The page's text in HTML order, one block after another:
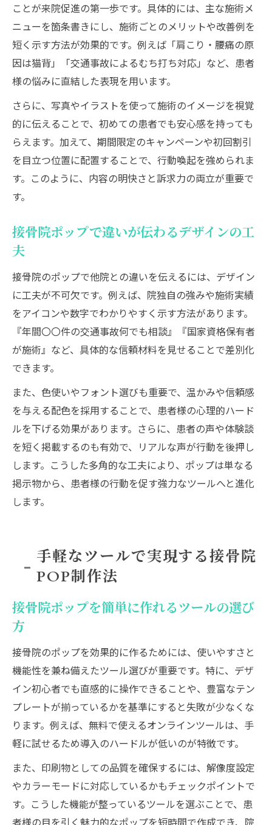
ことが来院促進の第一歩です。具体的には、主な施術メ
ニューを箇条書きにし、施術ごとのメリットや改善例を
短く示す方法が効果的です。例えば「肩こり・腰痛の原
因は猫背」「交通事故によるむち打ち対応」など、患者
様の悩みに直結した表現を用います。
さらに、写真やイラストを使って施術のイメージを視覚
的に伝えることで、初めての患者でも安心感を持っても
らえます。加えて、期間限定のキャンペーンや初回割引
を目立つ位置に配置することで、行動喚起を強められま
す。このように、内容の明快さと訴求力の両立が重要で
す。
接骨院ポップで違いが伝わるデザインの工
夫
接骨院のポップで他院との違いを伝えるには、デザイン
に工夫が不可欠です。例えば、院独自の強みや施術実績
をアイコンや数字でわかりやすく示す方法があります。
『年間〇〇件の交通事故何でも相談』『国家資格保有者
が施術』など、具体的な信頼材料を見せることで差別化
できます。
また、色使いやフォント選びも重要で、温かみや信頼感
を与える配色を採用することで、患者様の心理的ハード
ルを下げる効果があります。さらに、患者の声や体験談
を短く掲載するのも有効で、リアルな声が行動を後押し
します。こうした多角的な工夫により、ポップは単なる
掲示物から、患者様の行動を促す強力なツールへと進化
します。
手軽なツールで実現する接骨院
POP制作法
接骨院ポップを簡単に作れるツールの選び
方
接骨院のポップを効果的に作るためには、使いやすさと
機能性を兼ね備えたツール選びが重要です。特に、デザ
イン初心者でも直感的に操作できることや、豊富なテン
プレートが揃っているかを基準にすると失敗が少なくな
ります。例えば、無料で使えるオンラインツールは、手
軽に試せるため導入のハードルが低いのが特徴です。
また、印刷物としての品質を確保するには、解像度設定
やカラーモードに対応しているかもチェックポイントで
す。こうした機能が整っているツールを選ぶことで、患
者様の目を引く魅力的なポップを短時間で作成でき、院